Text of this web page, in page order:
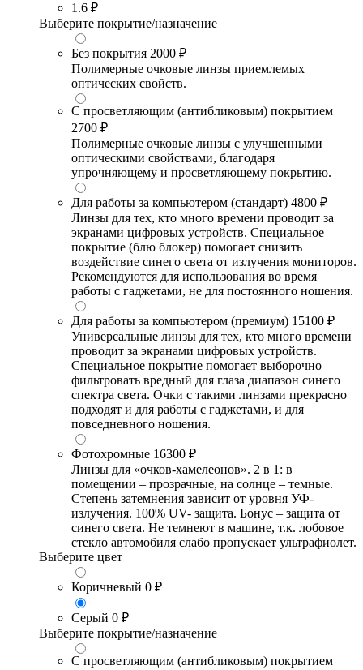
1.6 ₽
Выберите покрытие/назначение
Без покрытия 2000 ₽
Полимерные очковые линзы приемлемых
оптических свойств.
С просветляющим (антибликовым) покрытием
2700 ₽
Полимерные очковые линзы с улучшенными
оптическими свойствами, благодаря
упрочняющему и просветляющему покрытию.
Для работы за компьютером (стандарт) 4800 ₽
Линзы для тех, кто много времени проводит за
экранами цифровых устройств. Специальное
покрытие (блю блокер) помогает снизить
воздействие синего света от излучения мониторов.
Рекомендуются для использования во время
работы с гаджетами, не для постоянного ношения.
Для работы за компьютером (премиум) 15100 ₽
Универсальные линзы для тех, кто много времени
проводит за экранами цифровых устройств.
Специальное покрытие помогает выборочно
фильтровать вредный для глаза диапазон синего
спектра света. Очки с такими линзами прекрасно
подходят и для работы с гаджетами, и для
повседневного ношения.
Фотохромные 16300 ₽
Линзы для «очков-хамелеонов». 2 в 1: в
помещении – прозрачные, на солнце – темные.
Степень затемнения зависит от уровня УФ-
излучения. 100% UV- защита. Бонус – защита от
синего света. Не темнеют в машине, т.к. лобовое
стекло автомобиля слабо пропускает ультрафиолет.
Выберите цвет
Коричневый 0 ₽
Серый 0 ₽
Выберите покрытие/назначение
С просветляющим (антибликовым) покрытием